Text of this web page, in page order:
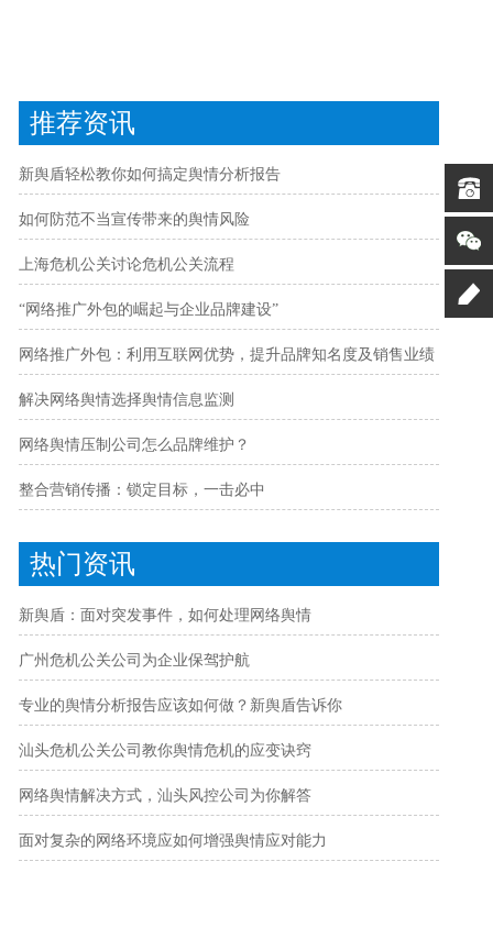
推荐资讯
新舆盾轻松教你如何搞定舆情分析报告
如何防范不当宣传带来的舆情风险
上海危机公关讨论危机公关流程
“网络推广外包的崛起与企业品牌建设”
网络推广外包：利用互联网优势，提升品牌知名度及销售业绩
解决网络舆情选择舆情信息监测
网络舆情压制公司怎么品牌维护？
整合营销传播：锁定目标，一击必中
热门资讯
新舆盾：面对突发事件，如何处理网络舆情
广州危机公关公司为企业保驾护航
专业的舆情分析报告应该如何做？新舆盾告诉你
汕头危机公关公司教你舆情危机的应变诀窍
网络舆情解决方式，汕头风控公司为你解答
面对复杂的网络环境应如何增强舆情应对能力